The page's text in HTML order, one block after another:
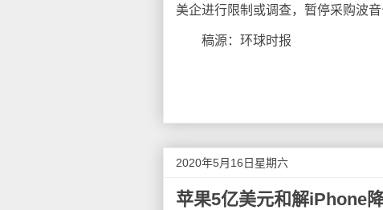
美企进行限制或调查，暂停采购波音
稿源：环球时报
2020年5月16日星期六
苹果5亿美元和解iPhone